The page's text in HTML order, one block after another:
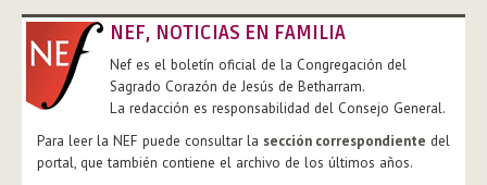
NEF, NOTICIAS EN FAMILIA
Nef es el boletín oficial de la Congregación del
Sagrado Corazón de Jesús de Betharram.
La redacción es responsabilidad del Consejo General.
Para leer la NEF puede consultar la sección correspondiente del
portal, que también contiene el archivo de los últimos años.